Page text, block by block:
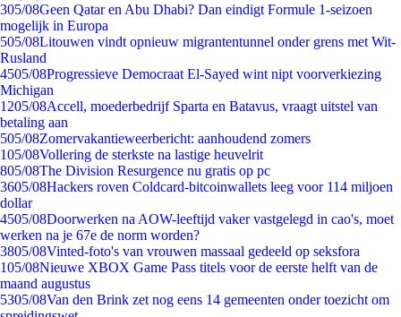
305/08Geen Qatar en Abu Dhabi? Dan eindigt Formule 1-seizoen
mogelijk in Europa
505/08Litouwen vindt opnieuw migrantentunnel onder grens met Wit-
Rusland
4505/08Progressieve Democraat El-Sayed wint nipt voorverkiezing
Michigan
1205/08Accell, moederbedrijf Sparta en Batavus, vraagt uitstel van
betaling aan
505/08Zomervakantieweerbericht: aanhoudend zomers
105/08Vollering de sterkste na lastige heuvelrit
805/08The Division Resurgence nu gratis op pc
3605/08Hackers roven Coldcard-bitcoinwallets leeg voor 114 miljoen
dollar
4505/08Doorwerken na AOW-leeftijd vaker vastgelegd in cao's, moet
werken na je 67e de norm worden?
3805/08Vinted-foto's van vrouwen massaal gedeeld op seksfora
105/08Nieuwe XBOX Game Pass titels voor de eerste helft van de
maand augustus
5305/08Van den Brink zet nog eens 14 gemeenten onder toezicht om